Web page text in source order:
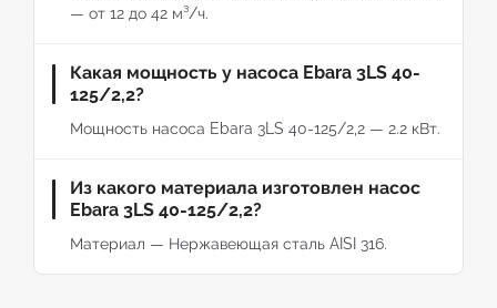
— от 12 до 42 м³/ч.
Какая мощность у насоса Ebara 3LS 40-
125/2,2?
Мощность насоса Ebara 3LS 40-125/2,2 — 2.2 кВт.
Из какого материала изготовлен насос
Ebara 3LS 40-125/2,2?
Материал — Нержавеющая сталь AISI 316.